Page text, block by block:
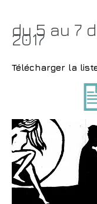
du 5 au 7
2017
Télécharger la